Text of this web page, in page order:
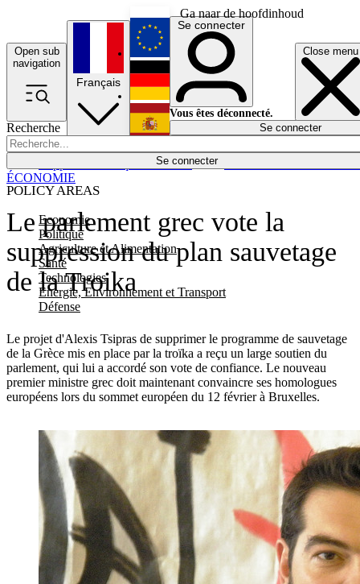
Ga naar de hoofdinhoud
Open sub
navigation
Close menu
Recherche
Se connecter
POLICY AREAS
Economie
Politique
Agriculture et Alimentation
Santé
Technologies
Energie, Environnement et Transport
Défense
Économie
Français
English
Deutsch
Español
Se connecter
Vous êtes déconnecté.
Se connecter
Le parlement grec vote la
suppression du plan sauvetage
de la Troika
Le projet d'Alexis Tsipras de supprimer le programme de sauvetage
de la Grèce mis en place par la troïka a reçu un large soutien du
parlement, qui lui a accordé son vote de confiance. Le nouveau
premier ministre grec doit maintenant convaincre ses homologues
européens lors du sommet européen du 12 février à Bruxelles.
ÉCONOMIE